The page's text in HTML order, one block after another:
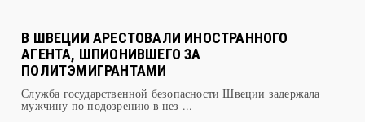
В ШВЕЦИИ АРЕСТОВАЛИ ИНОСТРАННОГО
АГЕНТА, ШПИОНИВШЕГО ЗА
ПОЛИТЭМИГРАНТАМИ
Служба государственной безопасности Швеции задержала
мужчину по подозрению в нез ...